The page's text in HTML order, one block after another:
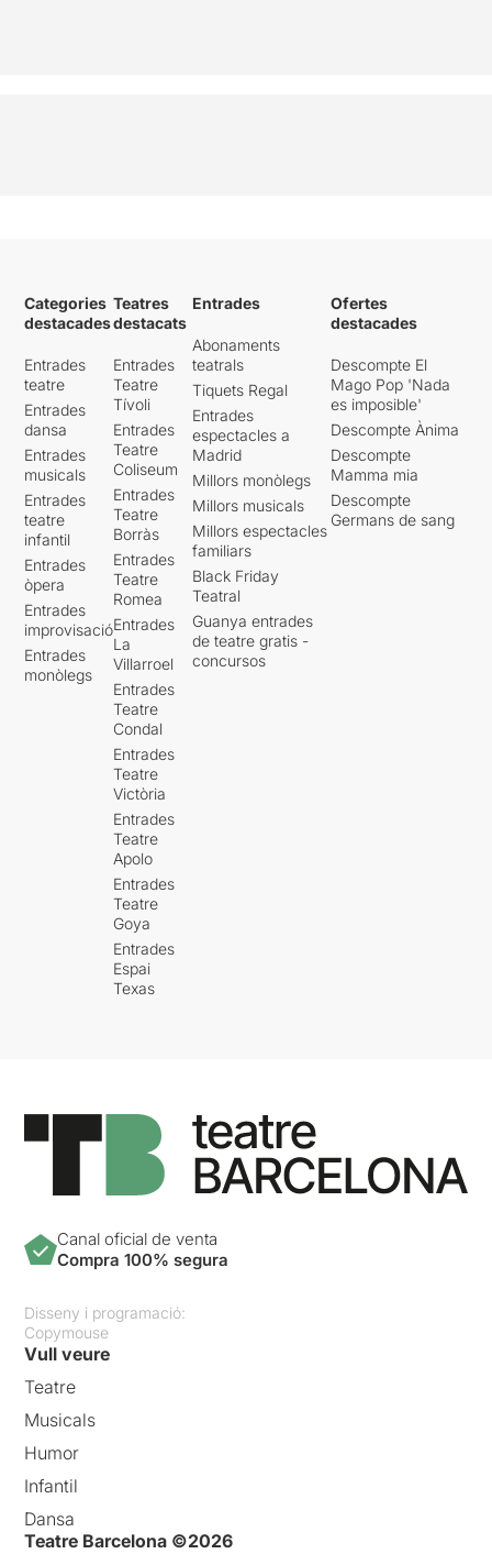
Categories
destacades
Entrades
teatre
Entrades
dansa
Entrades
musicals
Entrades
teatre
infantil
Entrades
òpera
Entrades
improvisació
Entrades
monòlegs
Teatres
destacats
Entrades
Teatre
Tívoli
Entrades
Teatre
Coliseum
Entrades
Teatre
Borràs
Entrades
Teatre
Romea
Entrades
La
Villarroel
Entrades
Teatre
Condal
Entrades
Teatre
Victòria
Entrades
Teatre
Apolo
Entrades
Teatre
Goya
Entrades
Espai
Texas
Entrades
Abonaments
teatrals
Tiquets Regal
Entrades
espectacles a
Madrid
Millors monòlegs
Millors musicals
Millors espectacles
familiars
Black Friday
Teatral
Guanya entrades
de teatre gratis -
concursos
Ofertes
destacades
Descompte El
Mago Pop 'Nada
es imposible'
Descompte Ànima
Descompte
Mamma mia
Descompte
Germans de sang
Canal oficial de venta
Compra 100% segura
Disseny i programació:
Copymouse
Vull veure
Teatre
Musicals
Humor
Infantil
Dansa
Teatre Barcelona ©2026